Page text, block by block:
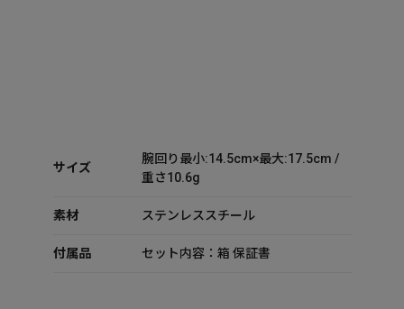
サイズ
腕回り最小:14.5cm×最大:17.5cm /
重さ10.6g
素材 ステンレススチール
付属品 セット内容：箱 保証書